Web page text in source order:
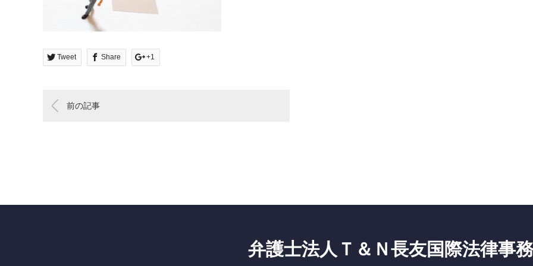
Tweet Share +1
前の記事
弁護士法人Ｔ＆Ｎ長友国際法律事